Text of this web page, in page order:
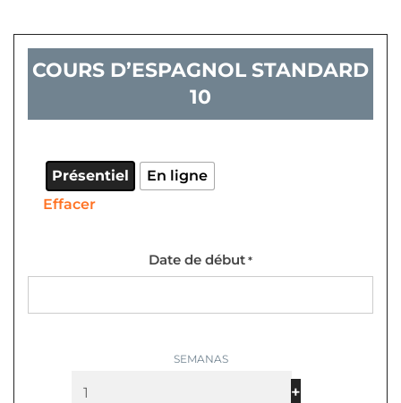
COURS D’ESPAGNOL STANDARD
10
Présentiel En ligne
Effacer
Date de début *
Cours
d'espagnol
+